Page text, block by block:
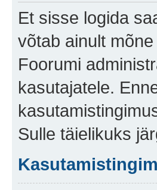
Et sisse logida
võtab ainult
Foorumi
kasutajatele.
Sulle täielikuks